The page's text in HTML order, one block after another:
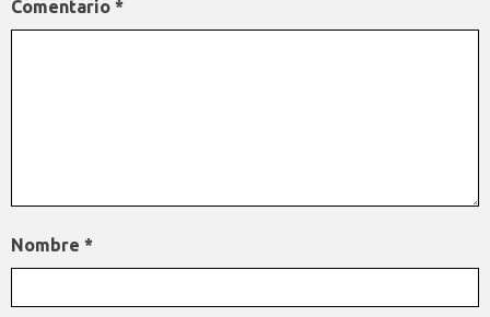
Comentario *
Nombre *